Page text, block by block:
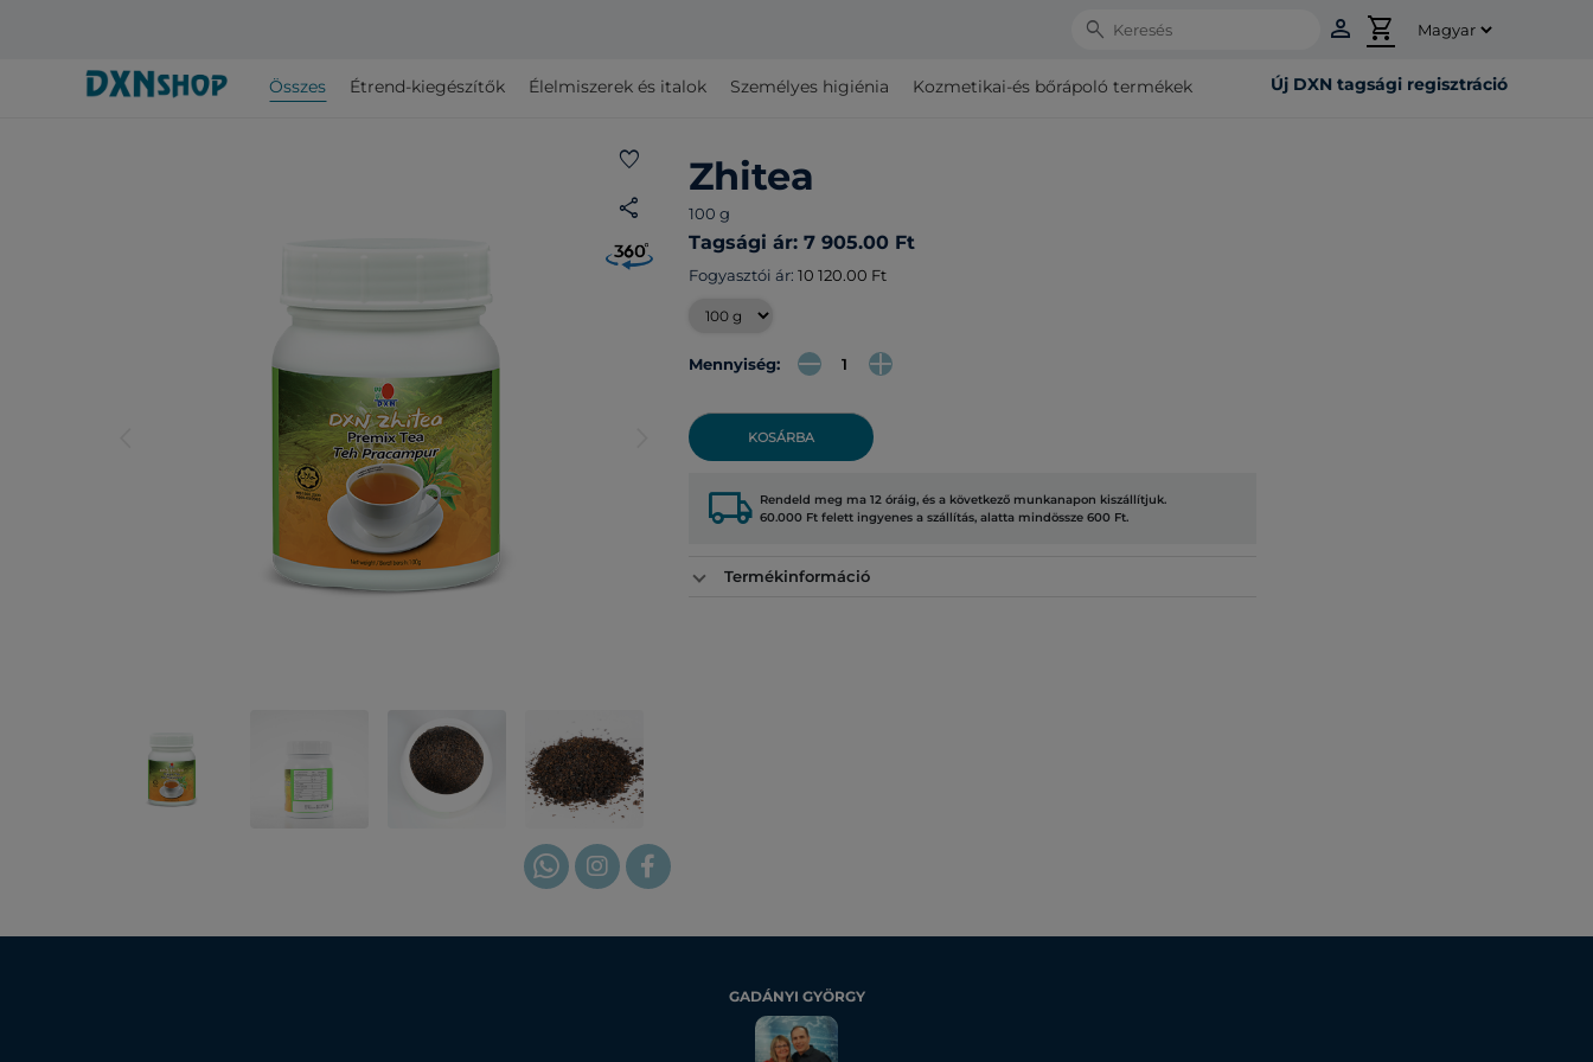
Search person shopping_cart
Összes Étrend-kiegészítők Élelmiszerek és italok Személyes higiénia Kozmetikai-és bőrápoló termékek Új DXN tagsági regisztráció
favorite
share
Zhitea
100 g
Tagsági ár: 7 905.00 Ft
Fogyasztói ár: 10 120.00 Ft
Mennyiség:
KOSÁRBA
local_shipping Rendeld meg ma 12 óráig, és a következő munkanapon kiszállítjuk.
60.000 Ft felett ingyenes a szállítás, alatta mindössze 600 Ft.
Termékinformáció
GADÁNYI GYÖRGY